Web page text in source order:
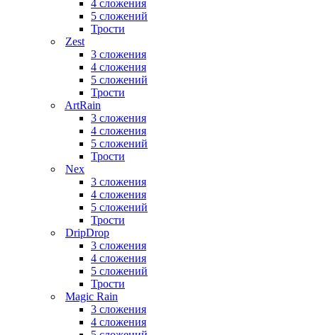
4 сложения
5 сложений
Трости
Zest
3 сложения
4 сложения
5 сложений
Трости
ArtRain
3 сложения
4 сложения
5 сложений
Трости
Nex
3 сложения
4 сложения
5 сложений
Трости
DripDrop
3 сложения
4 сложения
5 сложений
Трости
Magic Rain
3 сложения
4 сложения